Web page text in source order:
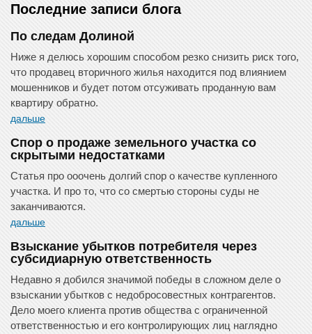
Последние записи блога
По следам Долиной
Ниже я делюсь хорошим способом резко снизить риск того,
что продавец вторичного жилья находится под влиянием
мошенников и будет потом отсуживать проданную вам
квартиру обратно.
дальше
Спор о продаже земельного участка со
скрытыми недостатками
Статья про ооочень долгий спор о качестве купленного
участка. И про то, что со смертью стороны суды не
заканчиваются.
дальше
Взыскание убытков потребителя через
субсидиарную ответственность
Недавно я добился значимой победы в сложном деле о
взыскании убытков с недобросовестных контрагентов.
Дело моего клиента против общества с ограниченной
ответственностью и его контролирующих лиц наглядно